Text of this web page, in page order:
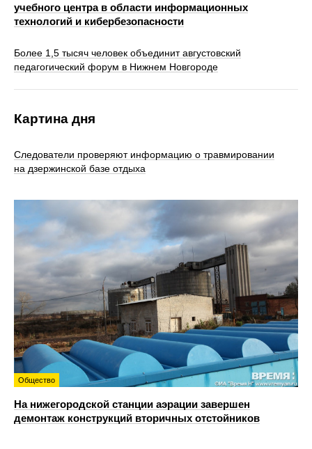
учебного центра в области информационных
технологий и кибербезопасности
Более 1,5 тысяч человек объединит августовский
педагогический форум в Нижнем Новгороде
Картина дня
Следователи проверяют информацию о травмировании
на дзержинской базе отдыха
Общество
На нижегородской станции аэрации завершен
демонтаж конструкций вторичных отстойников